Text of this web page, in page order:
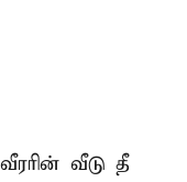
வீடு தீ